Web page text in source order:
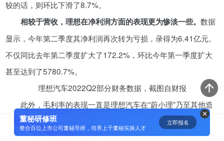
仍处于探索当中
07-24
配股权的
08-01
资鲸精选 | IPO并购案例深度解读-
从富士康、明匠智能、Daintree说
09-14
较的话，则环比下滑了8.7%。
相较于营收，理想在净利润方面的表现更为惨淡一些。数据
显示，今年第二季度其净利润再次转为亏损，录得为6.41亿元。
不仅同比去年第二季度扩大了172.2%，环比今年第一季度扩大
甚至达到了5780.7%。
理想汽车2022Q2部分财务数据，截图自财报
此外，毛利率的表现一直是理想汽车在“蔚小理”乃至其他造
车新势力中引以为豪的筹码，但在今年第二季度这一指标也出现
了下滑。数据显示，当季其毛利率实现为21.5%，环比上一季度
董秘研修班
整合百位上市公司董秘导师，培养上千董秘实操人才
立即报名